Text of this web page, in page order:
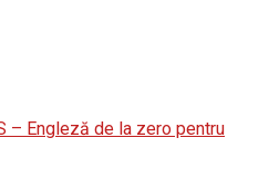
– Engleză de la zero pentru